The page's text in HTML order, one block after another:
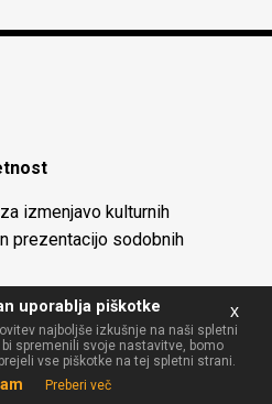
izmenjavo kulturnih
prezentacijo sodobnih
uporablja piškotke
najboljše izkušnje na naši spletni
spremenili svoje nastavitve, bomo
vse piškotke na tej spletni strani.
Preberi več
x